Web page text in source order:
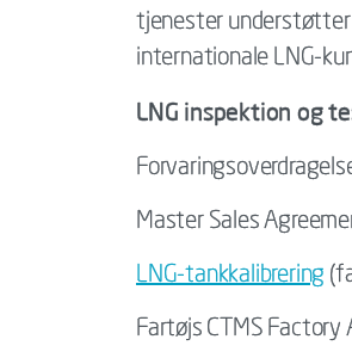
tjenester understøtter
internationale LNG-
LNG inspektion og
Master Sales
LNG-tankkalibrering
Fartøjs CTMS